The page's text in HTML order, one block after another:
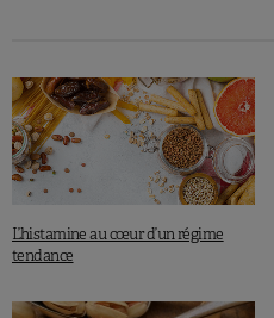
L’histamine au cœur d’un régime
tendance